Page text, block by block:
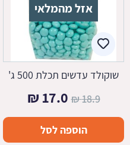
אזל מהמלאי
שוקולד עדשים תכלת 500 ג'
18.9
₪ המחיר
המקורי
היה:
17.0
₪
הנוכחי
הוא:
הוספה לסל